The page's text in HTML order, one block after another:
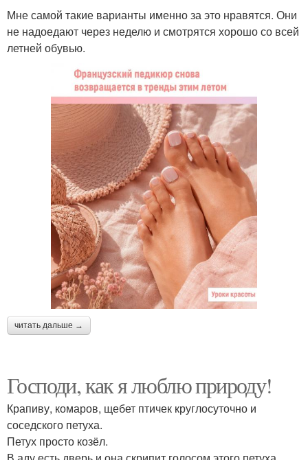
Мне самой такие варианты именно за это нравятся. Они
не надоедают через неделю и смотрятся хорошо со всей
летней обувью.
читать дальше →
Господи, как я люблю природу!
Крапиву, комаров, щебет птичек круглосуточно и
соседского петуха.
Петух просто козёл.